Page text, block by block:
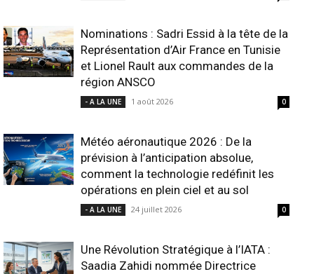
Nominations : Sadri Essid à la tête de la
Représentation d’Air France en Tunisie
et Lionel Rault aux commandes de la
région ANSCO
- A LA UNE 1 août 2026 0
Météo aéronautique 2026 : De la
prévision à l’anticipation absolue,
comment la technologie redéfinit les
opérations en plein ciel et au sol
- A LA UNE 24 juillet 2026 0
Une Révolution Stratégique à l’IATA :
Saadia Zahidi nommée Directrice